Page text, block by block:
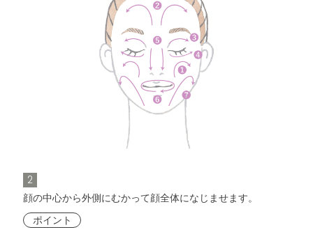
2
顔の中心から外側にむかって顔全体になじませます。
ポイント